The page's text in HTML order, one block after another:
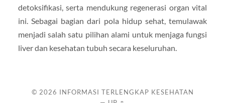
detoksifikasi, serta mendukung regenerasi organ vital
ini. Sebagai bagian dari pola hidup sehat, temulawak
menjadi salah satu pilihan alami untuk menjaga fungsi
liver dan kesehatan tubuh secara keseluruhan.
© 2026 INFORMASI TERLENGKAP KESEHATAN